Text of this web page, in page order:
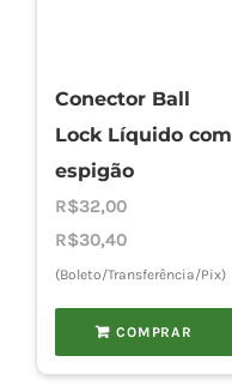
Conector Ball
Lock Líquido com
espigão
R$32,00
R$30,40
(Boleto/Transferência/Pix)
COMPRAR